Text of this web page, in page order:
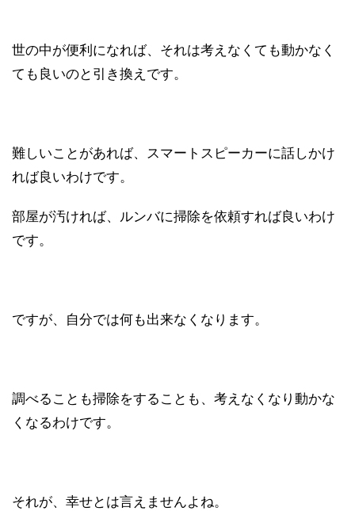
世の中が便利になれば、それは考えなくても動かなく
ても良いのと引き換えです。
難しいことがあれば、スマートスピーカーに話しかけ
れば良いわけです。
部屋が汚ければ、ルンバに掃除を依頼すれば良いわけ
です。
ですが、自分では何も出来なくなります。
調べることも掃除をすることも、考えなくなり動かな
くなるわけです。
それが、幸せとは言えませんよね。